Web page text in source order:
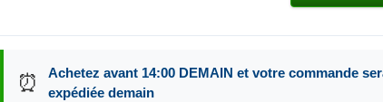
⏰
Achetez avant 14:00 DEMAIN et votre commande
expédiée demain